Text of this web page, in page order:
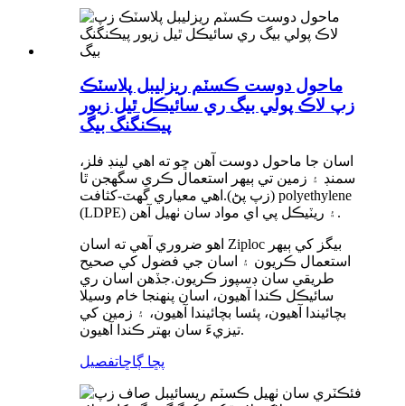
ماحول دوست ڪسٽم ريزليبل پلاسٽڪ
زپ لاڪ پولي بيگ ري سائيڪل ٿيل زيور
پيڪنگنگ بيگ
اسان جا ماحول دوست آهن ڇو ته اهي لينڊ فلز،
سمنڊ ۽ زمين تي ٻيهر استعمال ڪري سگهجن ٿا
(زپ پڻ).اهي معياري گهٽ-کثافت polyethylene
(LDPE) ۽ ريٽيڪل پي اي مواد سان ٺهيل آهن.
اهو ضروري آهي ته اسان Ziploc بيگز کي ٻيهر
استعمال ڪريون ۽ اسان جي فضول کي صحيح
طريقي سان ڊسپوز ڪريون.جڏهن اسان ري
سائيڪل ڪندا آهيون، اسان پنهنجا خام وسيلا
بچائيندا آهيون، پئسا بچائيندا آهيون، ۽ زمين کي
تيزيءَ سان بهتر ڪندا آهيون.
پڇا ڳاڇاتفصيل